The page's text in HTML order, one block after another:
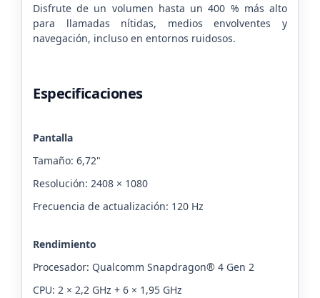
Disfrute de un volumen hasta un 400 % más alto
para llamadas nítidas, medios envolventes y
navegación, incluso en entornos ruidosos.
Especificaciones
Pantalla
Tamaño: 6,72"
Resolución: 2408 × 1080
Frecuencia de actualización: 120 Hz
Rendimiento
Procesador: Qualcomm Snapdragon® 4 Gen 2
CPU: 2 × 2,2 GHz + 6 × 1,95 GHz